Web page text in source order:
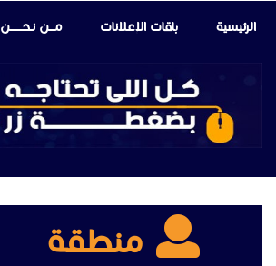
الرئيسية باقات الإعلانات مـــن نـحـــــــن
منطقة